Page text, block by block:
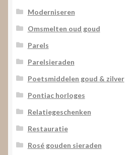
Moderniseren
Omsmelten oud goud
Parels
Parelsieraden
Poetsmiddelen goud & zilver
Pontiac horloges
Relatiegeschenken
Restauratie
Rosé gouden sieraden